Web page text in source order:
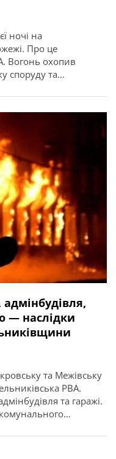
ночі на
Про це
Вогонь охопив
споруду та
— наслідки
та Межівську
РВА.
та гаражі.